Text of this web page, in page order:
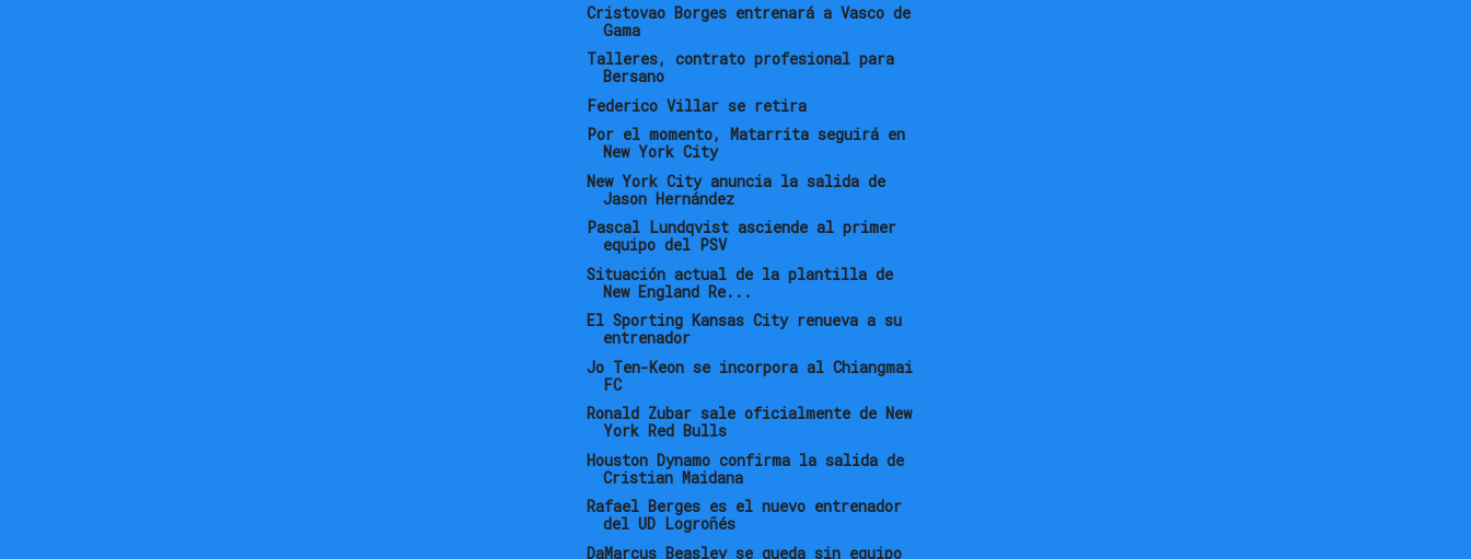
Cristovao Borges entrenará a Vasco de
Gama
Talleres, contrato profesional para
Bersano
Federico Villar se retira
Por el momento, Matarrita seguirá en
New York City
New York City anuncia la salida de
Jason Hernández
Pascal Lundqvist asciende al primer
equipo del PSV
Situación actual de la plantilla de
New England Re...
El Sporting Kansas City renueva a su
entrenador
Jo Ten-Keon se incorpora al Chiangmai
FC
Ronald Zubar sale oficialmente de New
York Red Bulls
Houston Dynamo confirma la salida de
Cristian Maidana
Rafael Berges es el nuevo entrenador
del UD Logroñés
DaMarcus Beasley se queda sin equipo